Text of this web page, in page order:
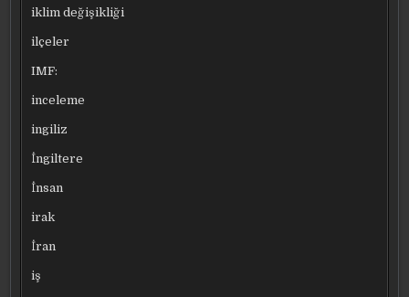
iklim değişikliği
ilçeler
IMF:
inceleme
ingiliz
İngiltere
İnsan
irak
İran
iş